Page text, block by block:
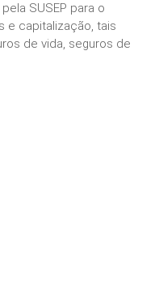
SUSEP para o
e capitalização, tais
de vida, seguros de